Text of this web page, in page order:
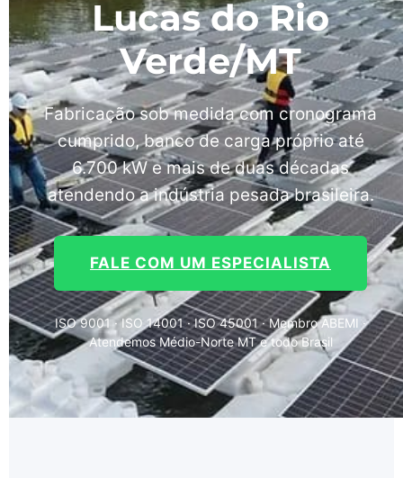
Lucas do Rio
Verde/MT
Fabricação sob medida com cronograma
cumprido, banco de carga próprio até
6.700 kW e mais de duas décadas
atendendo a indústria pesada brasileira.
FALE COM UM ESPECIALISTA
ISO 9001 · ISO 14001 · ISO 45001 · Membro ABEMI ·
Atendemos Médio-Norte MT e todo Brasil